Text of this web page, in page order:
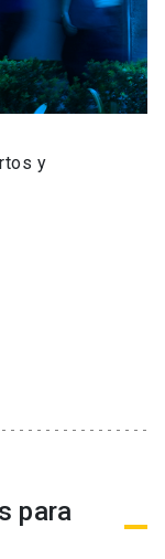
y
para